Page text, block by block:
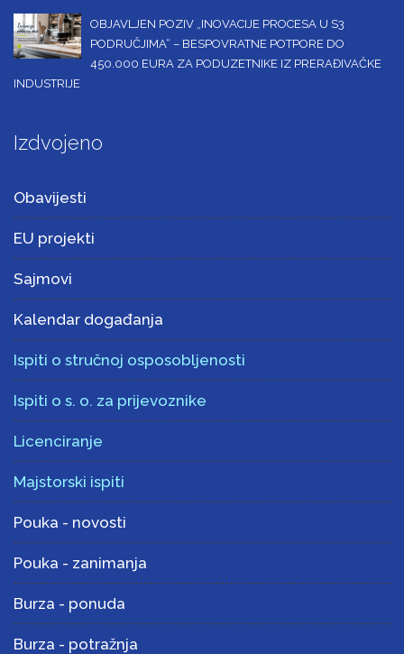
OBJAVLJEN POZIV „INOVACIJE PROCESA U S3
PODRUČJIMA“ – BESPOVRATNE POTPORE DO
450.000 EURA ZA PODUZETNIKE IZ PRERAĐIVAČKE
INDUSTRIJE
Izdvojeno
Obavijesti
EU projekti
Sajmovi
Kalendar događanja
Ispiti o stručnoj osposobljenosti
Ispiti o s. o. za prijevoznike
Licenciranje
Majstorski ispiti
Pouka - novosti
Pouka - zanimanja
Burza - ponuda
Burza - potražnja